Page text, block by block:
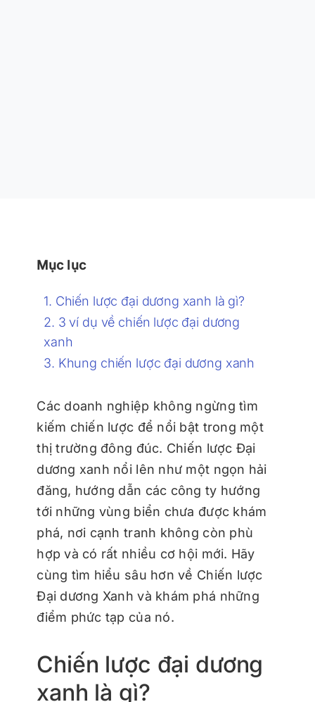
Mục lục
Chiến lược đại dương xanh là gì?
3 ví dụ về chiến lược đại dương
xanh
Khung chiến lược đại dương xanh
Các doanh nghiệp không ngừng tìm
kiếm chiến lược để nổi bật trong một
thị trường đông đúc. Chiến lược Đại
dương xanh nổi lên như một ngọn hải
đăng, hướng dẫn các công ty hướng
tới những vùng biển chưa được khám
phá, nơi cạnh tranh không còn phù
hợp và có rất nhiều cơ hội mới. Hãy
cùng tìm hiểu sâu hơn về Chiến lược
Đại dương Xanh và khám phá những
điểm phức tạp của nó.
Chiến lược đại dương
xanh là gì?